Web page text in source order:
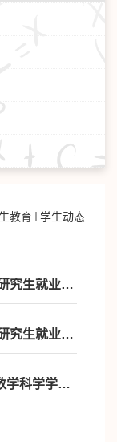
教育 学生动态
“职”点迷津 筑梦未来 ——我院举办研究生就业指导系列讲座（二...
“职”点迷津 筑梦未来 ——我院举办研究生就业指导系列讲座（一...
弘扬廉洁精神，共建清廉校园 ——数学科学学院研究生党支部开展...